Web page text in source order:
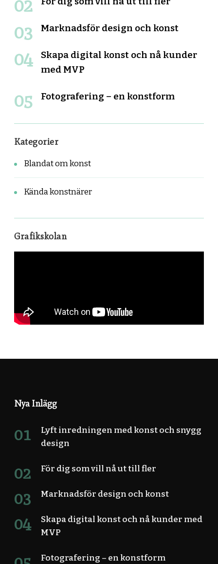
Marknadsför design och konst
Skapa digital konst och nå kunder
med MVP
Fotografering – en konstform
Kategorier
Blandat om konst
Kända konstnärer
Grafikskolan
Nya Inlägg
Lyft inredningen med konst och snygg
design
För dig som vill nå ut till fler
Marknadsför design och konst
Skapa digital konst och nå kunder med
MVP
Fotografering – en konstform